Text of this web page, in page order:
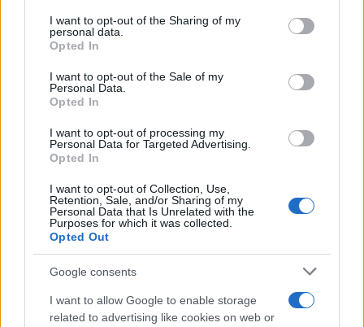
not limited to your visit or usage behaviour. You may click to
grant or deny consent to Google and its third-party tags to
use your data for below specified purposes in below Google
consent section.
I want to opt-out of the Sharing of my
personal data.
Opted In
I want to opt-out of the Sale of my
Personal Data.
Opted In
I want to opt-out of processing my
Personal Data for Targeted Advertising.
Opted In
I want to opt-out of Collection, Use,
Retention, Sale, and/or Sharing of my
Personal Data that Is Unrelated with the
Purposes for which it was collected.
Opted Out
Google consents
I want to allow Google to enable storage
related to advertising like cookies on web or